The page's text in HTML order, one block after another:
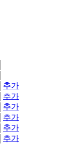
추가
추가
추가
추가
추가
추가